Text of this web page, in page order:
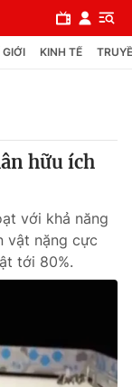
GIỚI KINH TẾ
hữu ích
với khả năng
vật nặng cực
tới 80%.